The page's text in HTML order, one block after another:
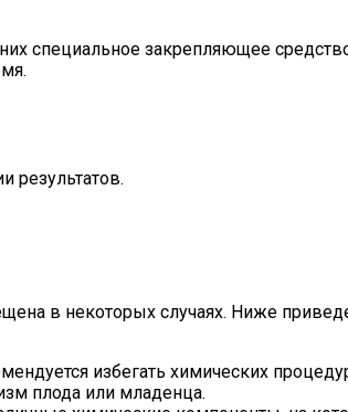
специальное закрепляющее
результатов.
в некоторых случаях. Ниже
избегать химических
плода или младенца.